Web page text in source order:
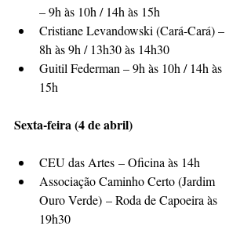
– 9h às 10h / 14h às 15h
Cristiane Levandowski (Cará-Cará) –
8h às 9h / 13h30 às 14h30
Guitil Federman – 9h às 10h / 14h às
15h
Sexta-feira (4 de abril)
CEU das Artes – Oficina às 14h
Associação Caminho Certo (Jardim
Ouro Verde) – Roda de Capoeira às
19h30